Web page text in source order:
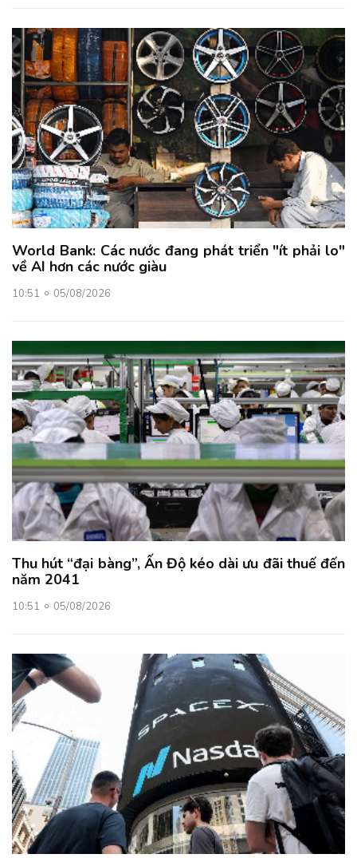
World Bank: Các nước đang phát triển "ít phải lo"
về AI hơn các nước giàu
10:51 05/08/2026
Thu hút “đại bàng”, Ấn Độ kéo dài ưu đãi thuế đến
năm 2041
10:51 05/08/2026